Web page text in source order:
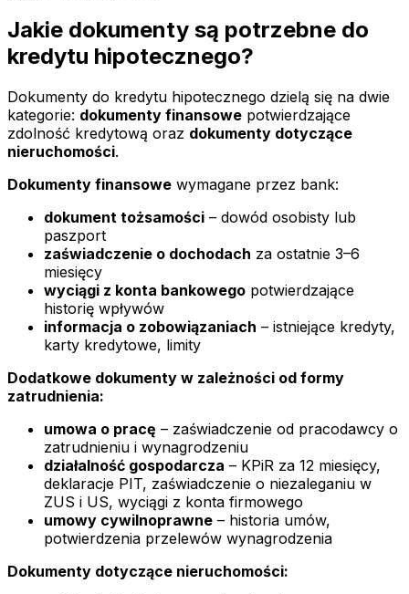
Jakie dokumenty są potrzebne do
kredytu hipotecznego?
Dokumenty do kredytu hipotecznego dzielą się na dwie
kategorie: dokumenty finansowe potwierdzające
zdolność kredytową oraz dokumenty dotyczące
nieruchomości.
Dokumenty finansowe wymagane przez bank:
dokument tożsamości – dowód osobisty lub
paszport
zaświadczenie o dochodach za ostatnie 3–6
miesięcy
wyciągi z konta bankowego potwierdzające
historię wpływów
informacja o zobowiązaniach – istniejące kredyty,
karty kredytowe, limity
Dodatkowe dokumenty w zależności od formy
zatrudnienia:
umowa o pracę – zaświadczenie od pracodawcy o
zatrudnieniu i wynagrodzeniu
działalność gospodarcza – KPiR za 12 miesięcy,
deklaracje PIT, zaświadczenie o niezaleganiu w
ZUS i US, wyciągi z konta firmowego
umowy cywilnoprawne – historia umów,
potwierdzenia przelewów wynagrodzenia
Dokumenty dotyczące nieruchomości: